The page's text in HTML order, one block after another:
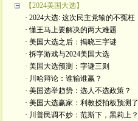
【2024美国大选】
· 2024大选: 这次民主党输的不冤枉
· 懂王马上要解决的两大难题
· 美国大选之后：揭晓三字谜
· 拆字游戏与2024美国大选
· 美国大选预测：字谜三则
· 川哈辩论：谁输谁赢？
· 美国选举趋势：选人不选政策？
· 美国大选赢家：利教授拍板预测了
· 川普民调不妙：范斯下，黑莉上？